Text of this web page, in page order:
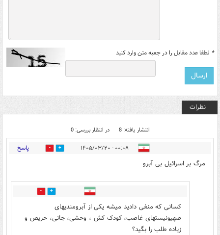
* لطفا عدد مقابل را در جعبه متن وارد کنید
نظرات
انتشار یافته: 8 در انتظار بررسی: 0
۰۰:۰۸ - ۱۴۰۵/۰۳/۲۰ 10 پاسخ
مرگ بر اسرائیل بی آبرو
2
کسانی که منفی دادید میشه یکی از آبرومندیهای
صهیونیستهای غاصب، کودک کش ، وحشی، جانی، حریص و
زیاده طلب را بگید؟